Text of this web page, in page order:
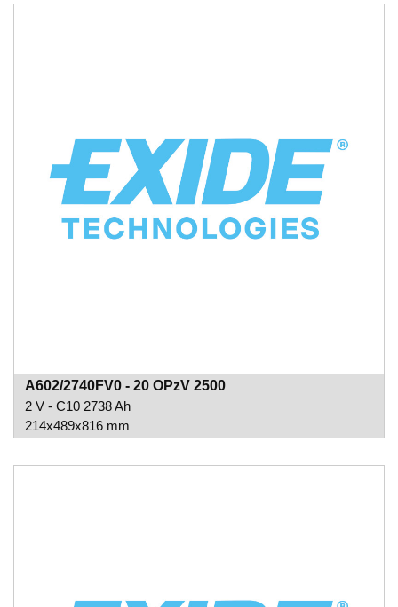
A602/2740FV0 - 20 OPzV 2500
2 V - C10 2738 Ah
214x489x816 mm